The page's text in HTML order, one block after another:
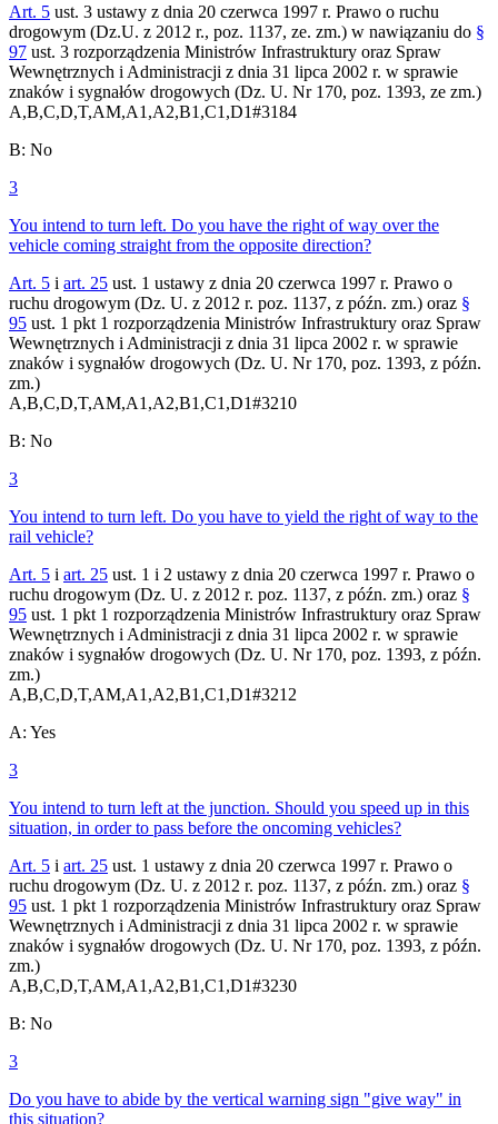
Art. 5 ust. 3 ustawy z dnia 20 czerwca 1997 r. Prawo o ruchu
drogowym (Dz.U. z 2012 r., poz. 1137, ze. zm.) w nawiązaniu do §
97 ust. 3 rozporządzenia Ministrów Infrastruktury oraz Spraw
Wewnętrznych i Administracji z dnia 31 lipca 2002 r. w sprawie
znaków i sygnałów drogowych (Dz. U. Nr 170, poz. 1393, ze zm.)
A,B,C,D,T,AM,A1,A2,B1,C1,D1#3184
B: No
3
You intend to turn left. Do you have the right of way over the
vehicle coming straight from the opposite direction?
Art. 5 i art. 25 ust. 1 ustawy z dnia 20 czerwca 1997 r. Prawo o
ruchu drogowym (Dz. U. z 2012 r. poz. 1137, z późn. zm.) oraz §
95 ust. 1 pkt 1 rozporządzenia Ministrów Infrastruktury oraz Spraw
Wewnętrznych i Administracji z dnia 31 lipca 2002 r. w sprawie
znaków i sygnałów drogowych (Dz. U. Nr 170, poz. 1393, z późn.
zm.)
A,B,C,D,T,AM,A1,A2,B1,C1,D1#3210
B: No
3
You intend to turn left. Do you have to yield the right of way to the
rail vehicle?
Art. 5 i art. 25 ust. 1 i 2 ustawy z dnia 20 czerwca 1997 r. Prawo o
ruchu drogowym (Dz. U. z 2012 r. poz. 1137, z późn. zm.) oraz §
95 ust. 1 pkt 1 rozporządzenia Ministrów Infrastruktury oraz Spraw
Wewnętrznych i Administracji z dnia 31 lipca 2002 r. w sprawie
znaków i sygnałów drogowych (Dz. U. Nr 170, poz. 1393, z późn.
zm.)
A,B,C,D,T,AM,A1,A2,B1,C1,D1#3212
A: Yes
3
You intend to turn left at the junction. Should you speed up in this
situation, in order to pass before the oncoming vehicles?
Art. 5 i art. 25 ust. 1 ustawy z dnia 20 czerwca 1997 r. Prawo o
ruchu drogowym (Dz. U. z 2012 r. poz. 1137, z późn. zm.) oraz §
95 ust. 1 pkt 1 rozporządzenia Ministrów Infrastruktury oraz Spraw
Wewnętrznych i Administracji z dnia 31 lipca 2002 r. w sprawie
znaków i sygnałów drogowych (Dz. U. Nr 170, poz. 1393, z późn.
zm.)
A,B,C,D,T,AM,A1,A2,B1,C1,D1#3230
B: No
3
Do you have to abide by the vertical warning sign "give way" in
this situation?